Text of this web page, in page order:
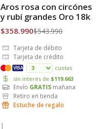
Envío Gratis
Aros rosa con circónes
y rubí grandes Oro 18k
$358.990$543.990
Tarjeta de débito
Tarjeta de crédito
VISA
cuotas
sin interés de $119.663
Envío GRATIS mañana
Retiro en tienda
Estuche de regalo
|